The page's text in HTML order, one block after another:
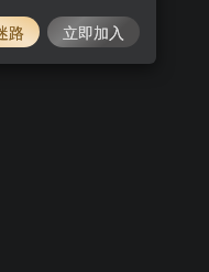
路 立即加入